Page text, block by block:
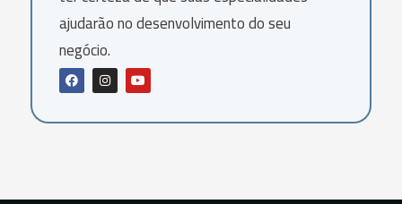
ajudarão no desenvolvimento do seu
negócio.